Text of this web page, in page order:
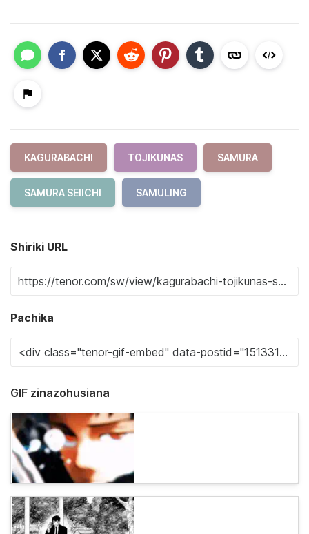
KAGURABACHI TOJIKUNAS SAMURA
SAMURA SEIICHI SAMULING
Shiriki URL
Pachika
GIF zinazohusiana